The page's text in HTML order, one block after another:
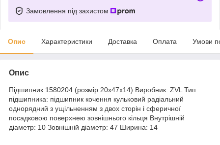
Замовлення під захистом
Опис Характеристики Доставка Оплата Умови
Опис
Підшипник 1580204 (розмір 20x47x14) Виробник: ZVL Тип
підшипника: підшипник кочення кульковий радіальний
однорядний з ущільненням з двох сторін і сферичної
посадковою поверхнею зовнішнього кільця Внутрішній
діаметр: 10 Зовнішній діаметр: 47 Ширина: 14